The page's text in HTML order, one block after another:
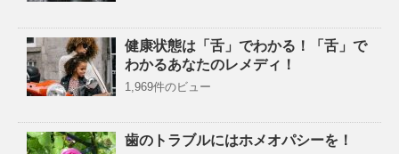
健康状態は「舌」でわかる！「舌」で
わかるあなたのレメディ！
1,969件のビュー
歯のトラブルにはホメオパシーを！